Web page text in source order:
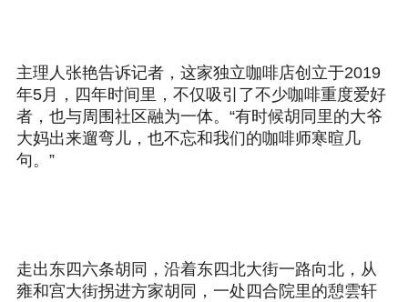
主理人张艳告诉记者，这家独立咖啡店创立于2019
年5月，四年时间里，不仅吸引了不少咖啡重度爱好
者，也与周围社区融为一体。“有时候胡同里的大爷
大妈出来遛弯儿，也不忘和我们的咖啡师寒暄几
句。”
走出东四六条胡同，沿着东四北大街一路向北，从
雍和宫大街拐进方家胡同，一处四合院里的憩雲轩